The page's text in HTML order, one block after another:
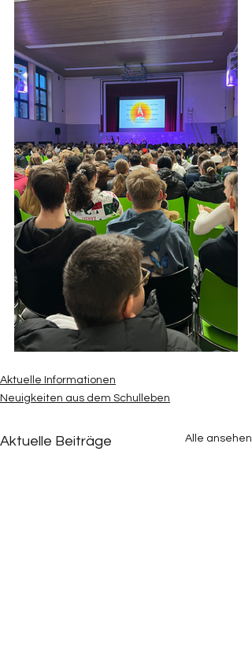
Aktuelle Informationen
Neuigkeiten aus dem Schulleben
Aktuelle Beiträge Alle ansehen